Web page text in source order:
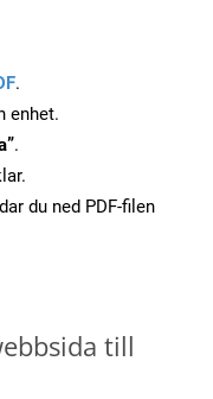
.
enhet.
.
du ned PDF-filen
till